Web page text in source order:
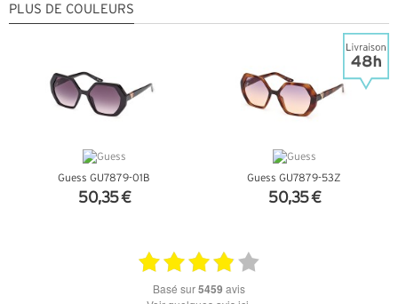
PLUS DE COULEURS
Guess GU7879-01B
50,35 €
Guess GU7879-53Z
50,35 €
basé sur5459 avis